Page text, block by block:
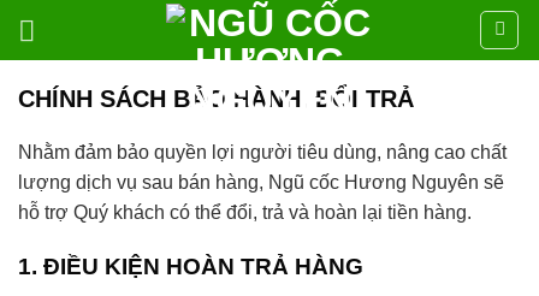
CHÍNH SÁCH BẢO HÀNH, ĐỔI TRẢ
Nhằm đảm bảo quyền lợi người tiêu dùng, nâng cao chất
lượng dịch vụ sau bán hàng, Ngũ cốc Hương Nguyên sẽ
hỗ trợ Quý khách có thể đổi, trả và hoàn lại tiền hàng.
1. ĐIỀU KIỆN HOÀN TRẢ HÀNG